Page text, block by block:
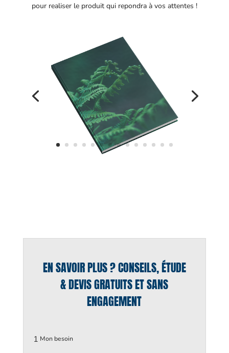
pour realiser le produit qui repondra à vos attentes !
EN SAVOIR PLUS ? CONSEILS, ÉTUDE
& DEVIS GRATUITS ET SANS
ENGAGEMENT
1 Mon besoin